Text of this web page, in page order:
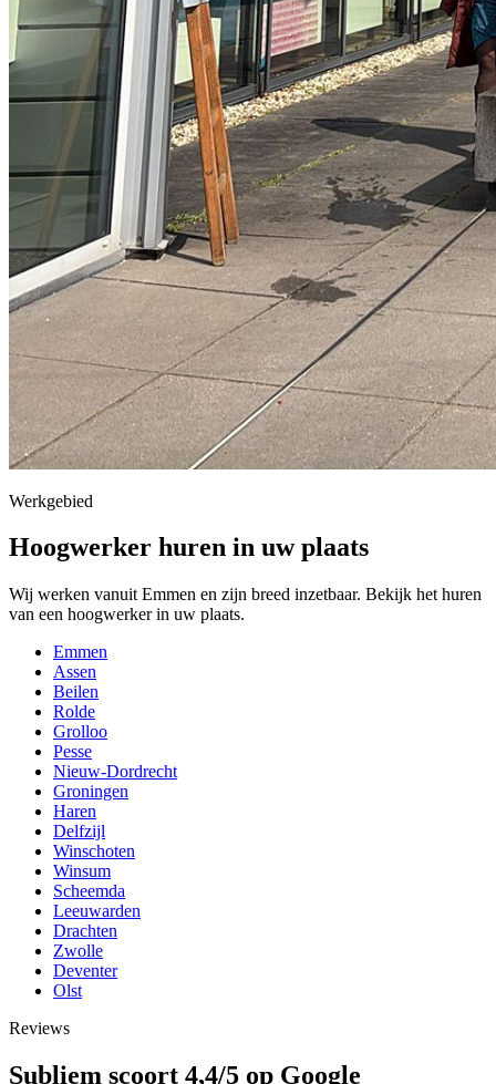
Werkgebied
Hoogwerker huren in uw plaats
Wij werken vanuit Emmen en zijn breed inzetbaar. Bekijk het huren
van een hoogwerker in uw plaats.
Emmen
Assen
Beilen
Rolde
Grolloo
Pesse
Nieuw-Dordrecht
Groningen
Haren
Delfzijl
Winschoten
Winsum
Scheemda
Leeuwarden
Drachten
Zwolle
Deventer
Olst
Reviews
Subliem scoort 4,4/5 op Google